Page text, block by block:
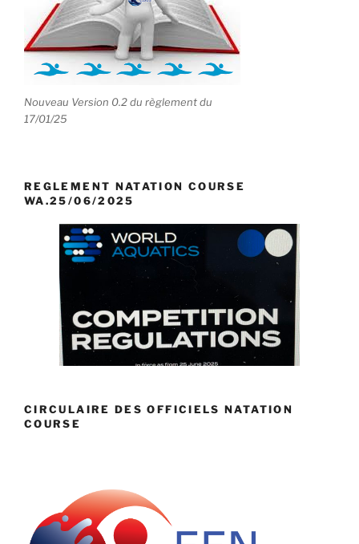
Nouveau Version 0.2 du règlement du
17/01/25
REGLEMENT NATATION COURSE
WA.25/06/2025
CIRCULAIRE DES OFFICIELS NATATION
COURSE